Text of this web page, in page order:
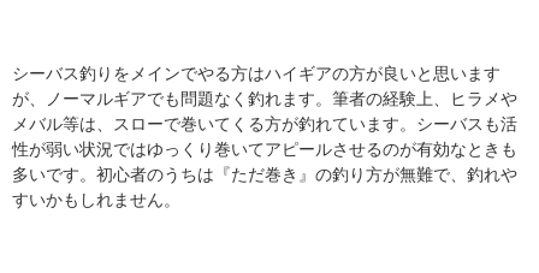
シーバス釣りをメインでやる方はハイギアの方が良いと思います
が、ノーマルギアでも問題なく釣れます。筆者の経験上、ヒラメや
メバル等は、スローで巻いてくる方が釣れています。シーバスも活
性が弱い状況ではゆっくり巻いてアピールさせるのが有効なときも
多いです。初心者のうちは『ただ巻き』の釣り方が無難で、釣れや
すいかもしれません。